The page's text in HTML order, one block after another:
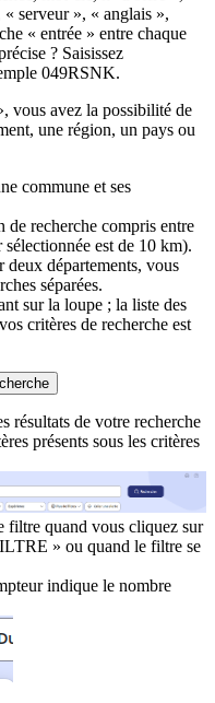
serveur », « anglais »,
« entrée » entre chaque
? Saisissez
049RSNK.
vous avez la possibilité de
une région, un pays ou
commune et ses
de recherche compris entre
est de 10 km).
deux départements, vous
séparées.
sur la loupe ; la liste des
critères de recherche est
résultats de votre recherche
présents sous les critères
filtre quand vous cliquez sur
» ou quand le filtre se
indique le nombre